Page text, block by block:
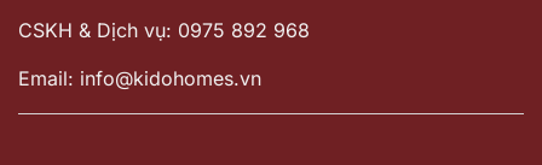
CSKH & Dịch vụ: 0975 892 968
Email: info@kidohomes.vn